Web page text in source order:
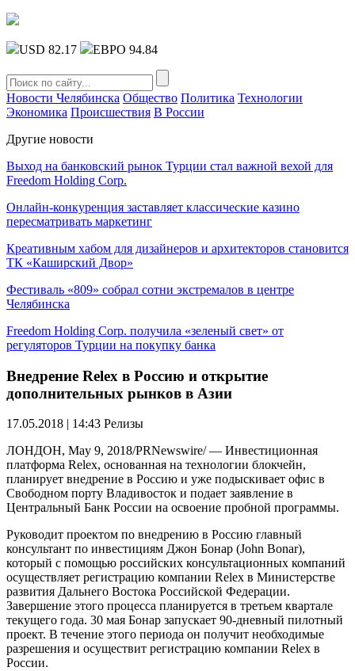
USD 82.17 ЕВРО 94.84
Новости Челябинска Общество Политика Технологии
Экономика Происшествия В России
Другие новости
Выход на банковский рынок Турции стал важной вехой для
Freedom Holding Corp.
Онлайн-конкуренция заставляет классические казино
пересматривать маркетинг
Креативным хабом для дизайнеров и архитекторов становится
ТК «Каширский Двор»
Фестиваль «809» собрал сотни экстремалов в центре
Челябинска
Freedom Holding Corp. получила «зеленый свет» от
регуляторов Турции на покупку банка
Внедрение Relex в Россию и открытие
дополнительных рынков в Азии
17.05.2018 | 14:43 Релизы
ЛОНДОН, May 9, 2018/PRNewswire/ — Инвестиционная
платформа Relex, основанная на технологии блокчейн,
планирует внедрение в Россию и уже подыскивает офис в
Свободном порту Владивосток и подает заявление в
Центральный Банк России на освоение пробной программы.
Руководит проектом по внедрению в Россию главный
консультант по инвестициям Джон Бонар (John Bonar),
который с помощью российских консультационных компаний
осуществляет регистрацию компании Relex в Министерстве
развития Дальнего Востока Российской Федерации.
Завершение этого процесса планируется в третьем квартале
текущего года. 30 мая Бонар запускает 90-дневный пилотный
проект. В течение этого периода он получит необходимые
разрешения и осуществит регистрацию компании Relex в
России.